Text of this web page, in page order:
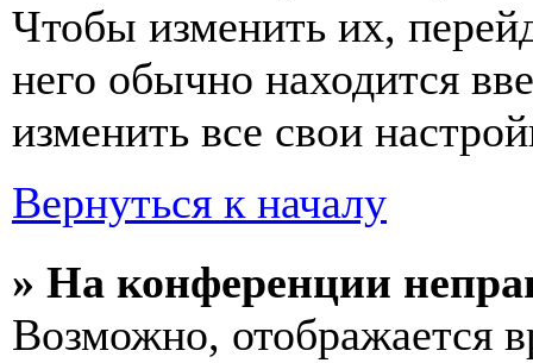
Чтобы изменить их,
него обычно находится
изменить все свои
Вернуться к началу
» На конференции
Возможно, отображается